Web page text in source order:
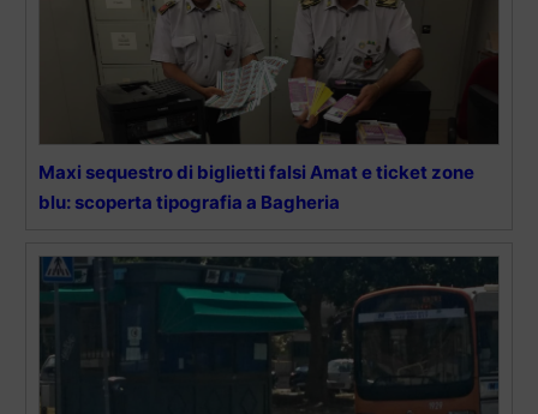
Maxi sequestro di biglietti falsi Amat e ticket zone
blu: scoperta tipografia a Bagheria